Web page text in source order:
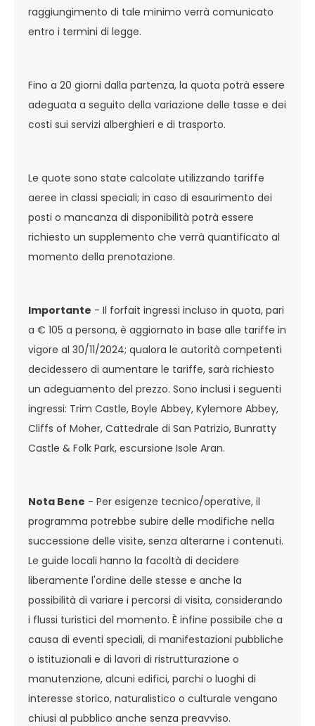
raggiungimento di tale minimo verrà comunicato
entro i termini di legge.
Fino a 20 giorni dalla partenza, la quota potrà essere
adeguata a seguito della variazione delle tasse e dei
costi sui servizi alberghieri e di trasporto.
Le quote sono state calcolate utilizzando tariffe
aeree in classi speciali; in caso di esaurimento dei
posti o mancanza di disponibilità potrà essere
richiesto un supplemento che verrà quantificato al
momento della prenotazione.
Importante - Il forfait ingressi incluso in quota, pari
a € 105 a persona, è aggiornato in base alle tariffe in
vigore al 30/11/2024; qualora le autorità competenti
decidessero di aumentare le tariffe, sarà richiesto
un adeguamento del prezzo. Sono inclusi i seguenti
ingressi: Trim Castle, Boyle Abbey, Kylemore Abbey,
Cliffs of Moher, Cattedrale di San Patrizio, Bunratty
Castle & Folk Park, escursione Isole Aran.
Nota Bene - Per esigenze tecnico/operative, il
programma potrebbe subire delle modifiche nella
successione delle visite, senza alterarne i contenuti.
Le guide locali hanno la facoltà di decidere
liberamente l'ordine delle stesse e anche la
possibilità di variare i percorsi di visita, considerando
i flussi turistici del momento. È infine possibile che a
causa di eventi speciali, di manifestazioni pubbliche
o istituzionali e di lavori di ristrutturazione o
manutenzione, alcuni edifici, parchi o luoghi di
interesse storico, naturalistico o culturale vengano
chiusi al pubblico anche senza preavviso.